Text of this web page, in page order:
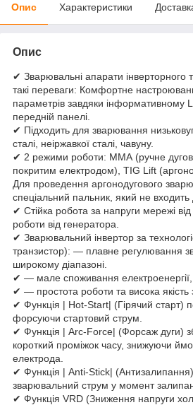
Опис Характеристики
Опис
✔ Зварювальні апарати
такі переваги: Комфортне
параметрів завдяки інформативному
передній панелі.
✔ Підходить для зварювання
сталі, неіржавкої сталі, чавуну.
✔ 2 режими роботи: ММА (ручне
покритим електродом), TIG Lift
Для проведення аргонодугового
спеціальний пальник, який не входить
✔ Стійка робота за напруги мережі
роботи від генератора.
✔ Зварювальний інвертор за
транзистор): — плавне регулювання
широкому діапазоні.
✔ — мале споживання електроенергії,
✔ — простота роботи та висока якість
✔ Функція | Hot-Start| (Гірячий старт)
форсуючи стартовий струм.
✔ Функція | Arc-Force| (Форсаж дуги)
короткий проміжок часу, знижуючи
електрода.
✔ Функція | Anti-Stick|
зварювальний струм у момент
✔ Функція VRD (Зниження напруги